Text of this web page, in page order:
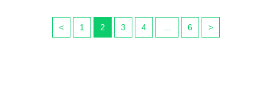
< 1 2 3 4 … 6 >